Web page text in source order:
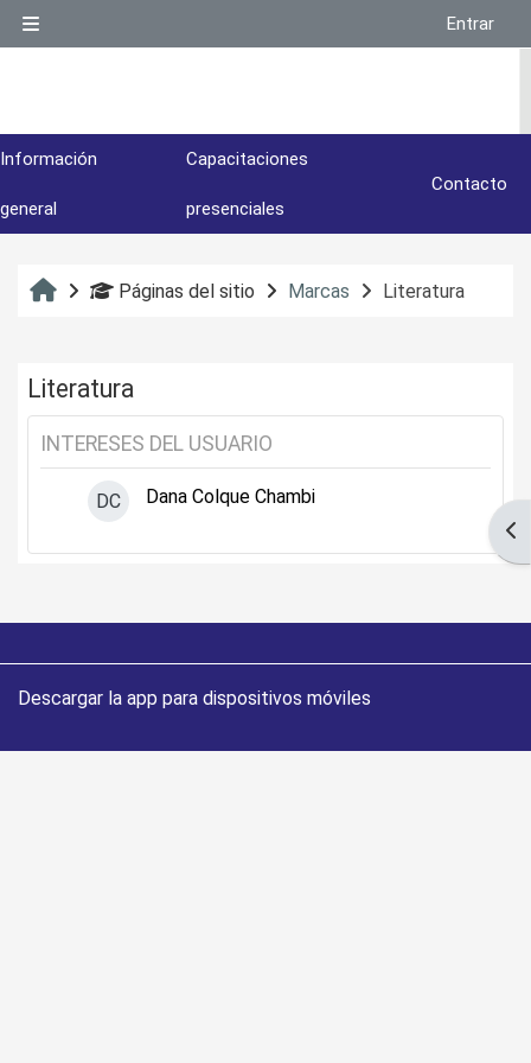
Entrar
Información
general
Capacitaciones
presenciales
Contacto
InicioPáginas del sitio Marcas Literatura
Literatura
INTERESES DEL USUARIO
DC Dana Colque Chambi
Descargar la app para dispositivos móviles